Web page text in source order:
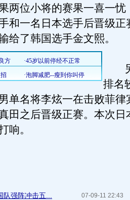
两位小将的赛果一喜一忧
和一名日本选手后晋级正
给了韩国选手金文熙。
另
排名
单名将李炫一在击败菲律
田之后晋级正赛。本次日
响。
07-09-11 22:43
强阵冲击五...